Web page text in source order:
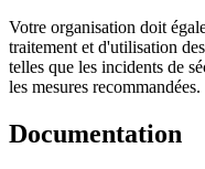
Votre organisation doit
traitement et d'utilisation
telles que les incidents de
les mesures recommandées.
Documentation